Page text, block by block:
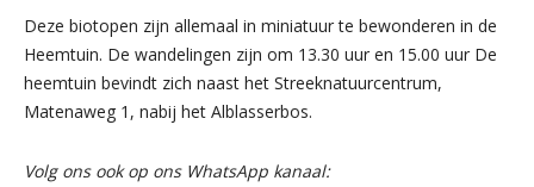
Deze biotopen zijn allemaal in miniatuur te bewonderen in de
Heemtuin. De wandelingen zijn om 13.30 uur en 15.00 uur De
heemtuin bevindt zich naast het Streeknatuurcentrum,
Matenaweg 1, nabij het Alblasserbos.
Volg ons ook op ons WhatsApp kanaal: